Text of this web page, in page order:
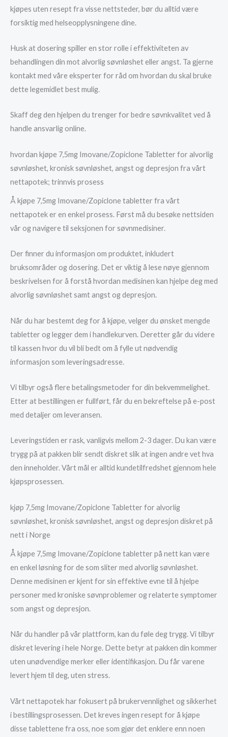
kjøpes uten resept fra visse nettsteder, bør du alltid være
forsiktig med helseopplysningene dine.
Husk at dosering spiller en stor rolle i effektiviteten av
behandlingen din mot alvorlig søvnløshet eller angst. Ta gjerne
kontakt med våre eksperter for råd om hvordan du skal bruke
dette legemidlet best mulig.
Skaff deg den hjelpen du trenger for bedre søvnkvalitet ved å
handle ansvarlig online.
hvordan kjøpe 7,5mg Imovane/Zopiclone Tabletter for alvorlig
søvnløshet, kronisk søvnløshet, angst og depresjon fra vårt
nettapotek; trinnvis prosess
Å kjøpe 7,5mg Imovane/Zopiclone tabletter fra vårt
nettapotek er en enkel prosess. Først må du besøke nettsiden
vår og navigere til seksjonen for søvnmedisiner.
Der finner du informasjon om produktet, inkludert
bruksområder og dosering. Det er viktig å lese nøye gjennom
beskrivelsen for å forstå hvordan medisinen kan hjelpe deg med
alvorlig søvnløshet samt angst og depresjon.
Når du har bestemt deg for å kjøpe, velger du ønsket mengde
tabletter og legger dem i handlekurven. Deretter går du videre
til kassen hvor du vil bli bedt om å fylle ut nødvendig
informasjon som leveringsadresse.
Vi tilbyr også flere betalingsmetoder for din bekvemmelighet.
Etter at bestillingen er fullført, får du en bekreftelse på e-post
med detaljer om leveransen.
Leveringstiden er rask, vanligvis mellom 2-3 dager. Du kan være
trygg på at pakken blir sendt diskret slik at ingen andre vet hva
den inneholder. Vårt mål er alltid kundetilfredshet gjennom hele
kjøpsprosessen.
kjøp 7,5mg Imovane/Zopiclone Tabletter for alvorlig
søvnløshet, kronisk søvnløshet, angst og depresjon diskret på
nett i Norge
Å kjøpe 7,5mg Imovane/Zopiclone tabletter på nett kan være
en enkel løsning for de som sliter med alvorlig søvnløshet.
Denne medisinen er kjent for sin effektive evne til å hjelpe
personer med kroniske søvnproblemer og relaterte symptomer
som angst og depresjon.
Når du handler på vår plattform, kan du føle deg trygg. Vi tilbyr
diskret levering i hele Norge. Dette betyr at pakken din kommer
uten unødvendige merker eller identifikasjon. Du får varene
levert hjem til deg, uten stress.
Vårt nettapotek har fokusert på brukervennlighet og sikkerhet
i bestillingsprosessen. Det kreves ingen resept for å kjøpe
disse tablettene fra oss, noe som gjør det enklere enn noen